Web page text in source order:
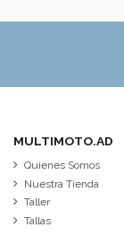
MULTIMOTO.AD
Quienes Somos
Nuestra Tienda
Taller
Tallas